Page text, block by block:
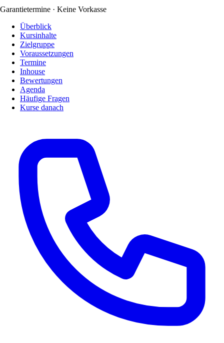
Garantietermine · Keine Vorkasse
Überblick
Kursinhalte
Zielgruppe
Voraussetzungen
Termine
Inhouse
Bewertungen
Agenda
Häufige Fragen
Kurse danach